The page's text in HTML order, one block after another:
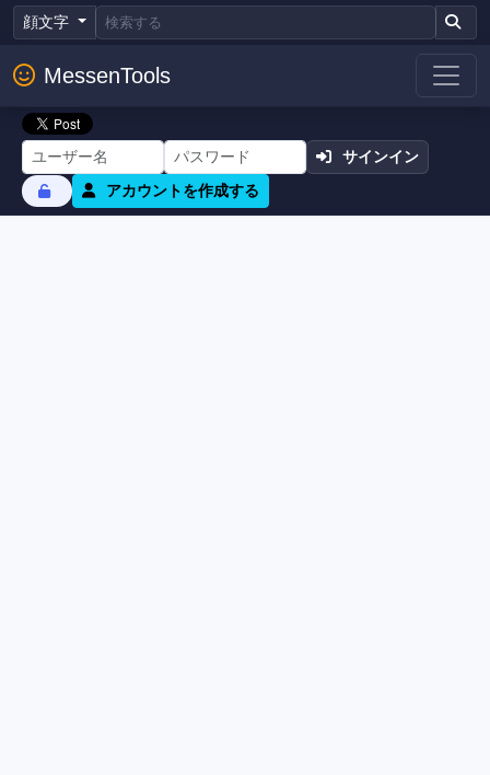
顔文字
MessenTools
サインイン
アカウントを作成する